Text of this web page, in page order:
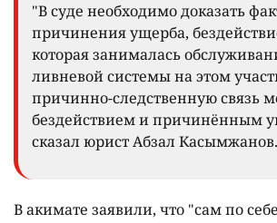
"В суде необходимо доказать
причинения ущерба,
которая занималась
ливневой системы на этом
причинно-следственную связь
бездействием и причинённым
сказал юрист Абзал Касымжанов.
В акимате заявили, что "сам по